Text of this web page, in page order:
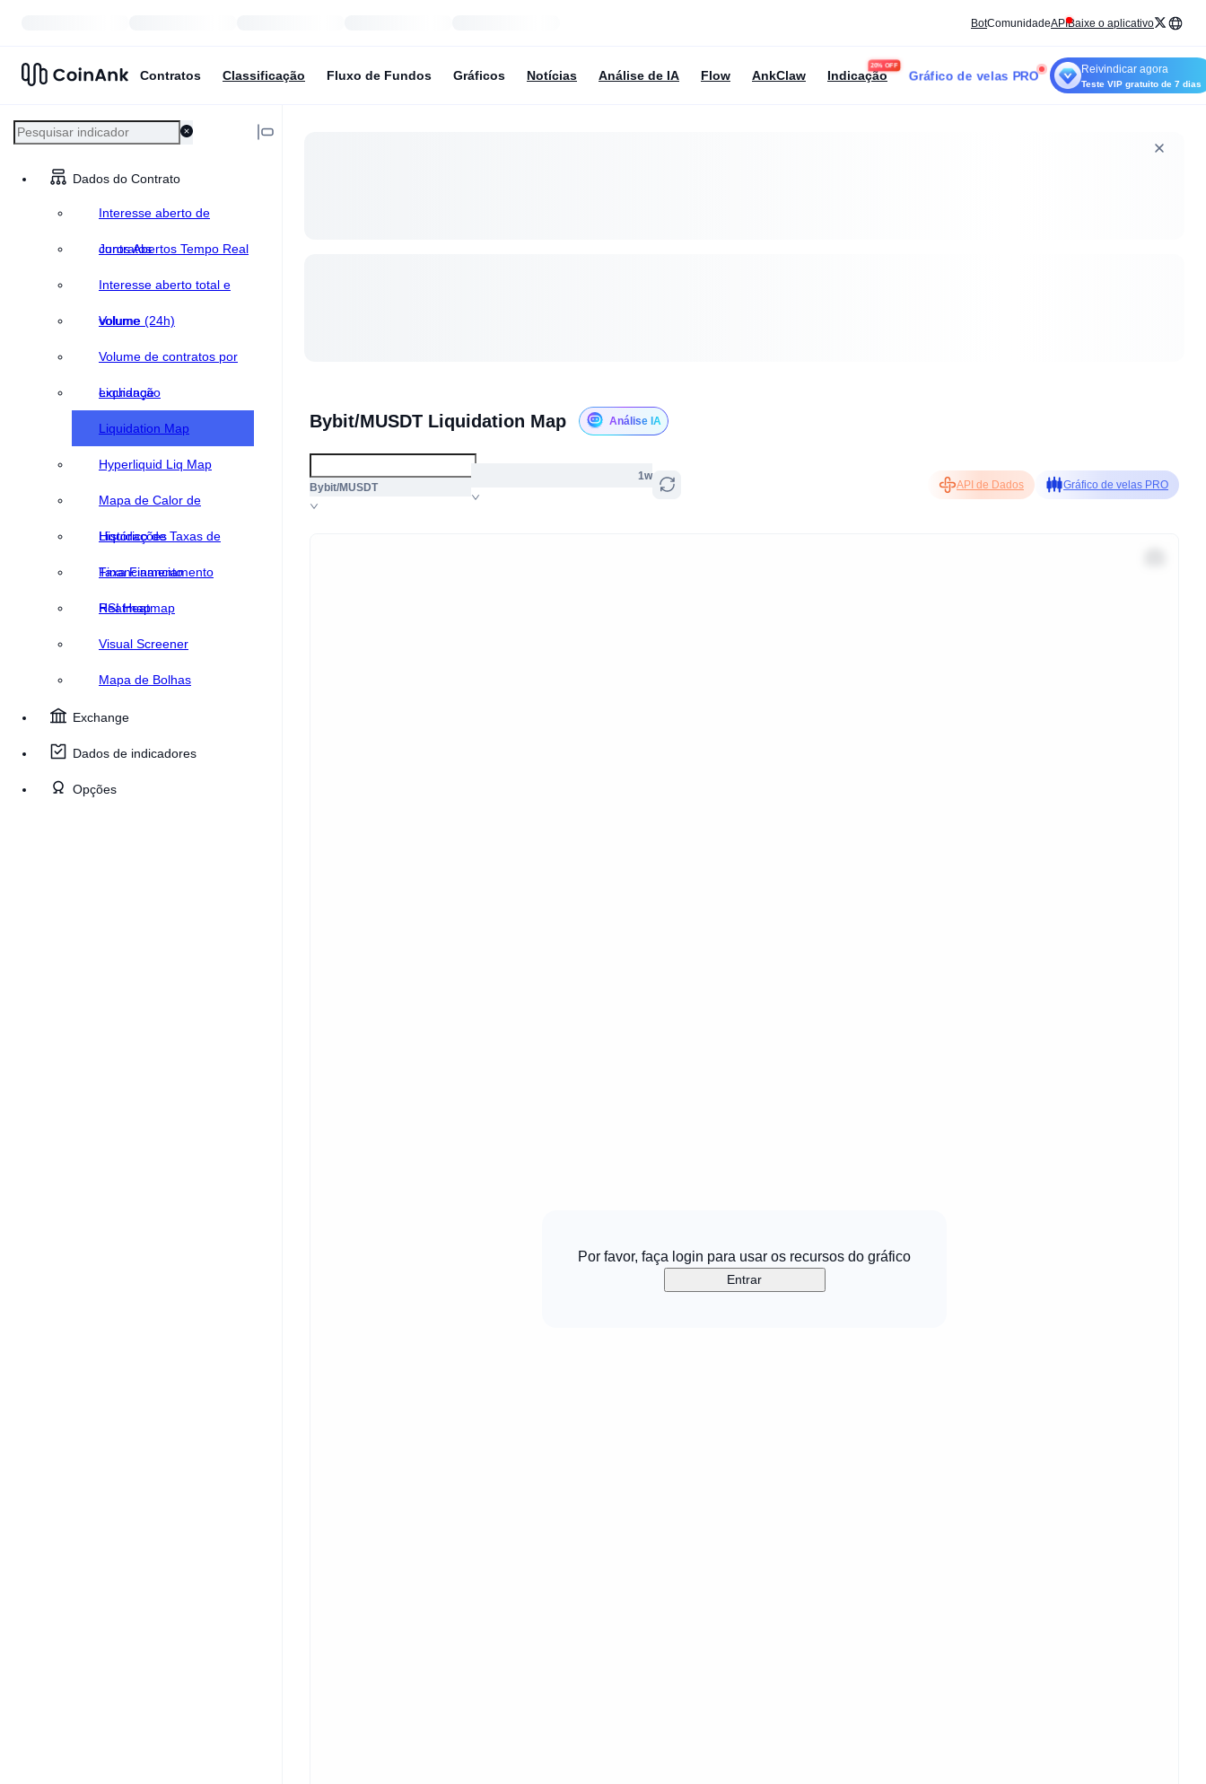
BotComunidadeAPIBaixe o aplicativo
Contratos Classificação Fluxo de Fundos Gráficos Notícias Análise de IA Flow AnkClaw Indicação
20% OFF
Gráfico de velas PRO Reivindicar agora
Teste VIP gratuito de 7 dias
Dados do Contrato
Interesse aberto de
contratos
Juros Abertos Tempo Real
Interesse aberto total e
volume
Volume (24h)
Volume de contratos por
exchange
Liquidação
Liquidation Map
Hyperliquid Liq Map
Mapa de Calor de
Liquidações
Histórico de Taxas de
Financiamento
Taxa Financiamento
Heatmap
RSI Heatmap
Visual Screener
Mapa de Bolhas
Exchange
Dados de indicadores
Opções
Bybit/MUSDT Liquidation Map Análise IA
Bybit/MUSDT
1w
API de Dados Gráfico de velas PRO
Por favor, faça login para usar os recursos do gráfico
Entrar